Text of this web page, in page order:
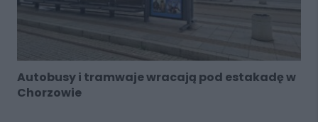
Autobusy i tramwaje wracają pod estakadę w
Chorzowie